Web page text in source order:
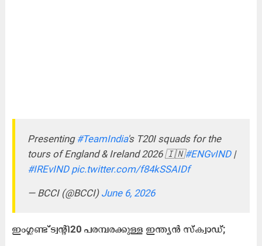
Presenting #TeamIndia's T20I squads for the
tours of England & Ireland 2026 🇮🇳#ENGvIND|
#IREvIND pic.twitter.com/f84kSSAIDf
— BCCI (@BCCI) June 6, 2026
ഇംഗ്ലണ്ട് ട്വന്‍റി20 പരമ്പരക്കുള്ള ഇന്ത്യൻ സ്ക്വാഡ്;